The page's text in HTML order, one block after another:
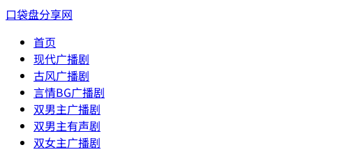
口袋盘分享网
首页
现代广播剧
古风广播剧
言情BG广播剧
双男主广播剧
双男主有声剧
双女主广播剧